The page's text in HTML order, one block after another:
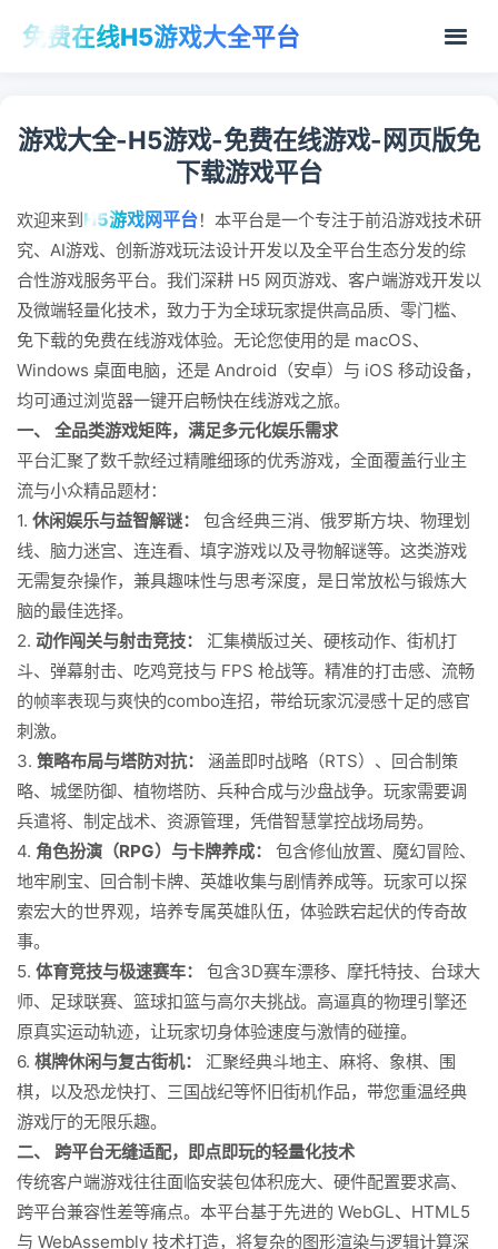
免费在线H5游戏大全平台
游戏大全-H5游戏-免费在线游戏-网页版免
下载游戏平台
欢迎来到H5游戏网平台！本平台是一个专注于前沿游戏技术研
究、AI游戏、创新游戏玩法设计开发以及全平台生态分发的综
合性游戏服务平台。我们深耕 H5 网页游戏、客户端游戏开发以
及微端轻量化技术，致力于为全球玩家提供高品质、零门槛、
免下载的免费在线游戏体验。无论您使用的是 macOS、
Windows 桌面电脑，还是 Android（安卓）与 iOS 移动设备，
均可通过浏览器一键开启畅快在线游戏之旅。
一、 全品类游戏矩阵，满足多元化娱乐需求
平台汇聚了数千款经过精雕细琢的优秀游戏，全面覆盖行业主
流与小众精品题材：
1. 休闲娱乐与益智解谜：
包含经典三消、俄罗斯方块、物理划
线、脑力迷宫、连连看、填字游戏以及寻物解谜等。这类游戏
无需复杂操作，兼具趣味性与思考深度，是日常放松与锻炼大
脑的最佳选择。
2. 动作闯关与射击竞技：
汇集横版过关、硬核动作、街机打
斗、弹幕射击、吃鸡竞技与 FPS 枪战等。精准的打击感、流畅
的帧率表现与爽快的combo连招，带给玩家沉浸感十足的感官
刺激。
3. 策略布局与塔防对抗：
涵盖即时战略（RTS）、回合制策
略、城堡防御、植物塔防、兵种合成与沙盘战争。玩家需要调
兵遣将、制定战术、资源管理，凭借智慧掌控战场局势。
4. 角色扮演（RPG）与卡牌养成：
包含修仙放置、魔幻冒险、
地牢刷宝、回合制卡牌、英雄收集与剧情养成等。玩家可以探
索宏大的世界观，培养专属英雄队伍，体验跌宕起伏的传奇故
事。
5. 体育竞技与极速赛车：
包含3D赛车漂移、摩托特技、台球大
师、足球联赛、篮球扣篮与高尔夫挑战。高逼真的物理引擎还
原真实运动轨迹，让玩家切身体验速度与激情的碰撞。
6. 棋牌休闲与复古街机：
汇聚经典斗地主、麻将、象棋、围
棋，以及恐龙快打、三国战纪等怀旧街机作品，带您重温经典
游戏厅的无限乐趣。
二、 跨平台无缝适配，即点即玩的轻量化技术
传统客户端游戏往往面临安装包体积庞大、硬件配置要求高、
跨平台兼容性差等痛点。本平台基于先进的 WebGL、HTML5
与 WebAssembly 技术打造，将复杂的图形渲染与逻辑计算深